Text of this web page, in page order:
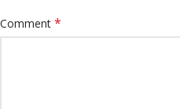
Comment *